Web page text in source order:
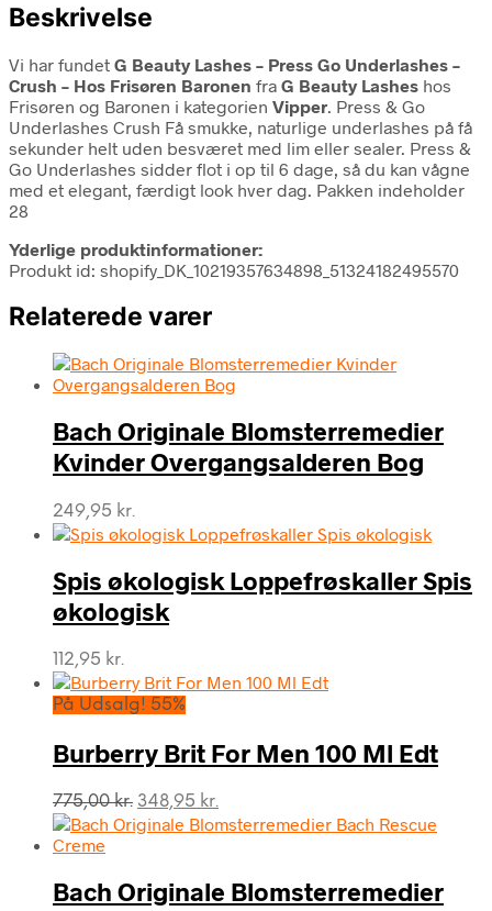
Beskrivelse
Vi har fundet G Beauty Lashes – Press Go Underlashes –
Crush – Hos Frisøren Baronen fra G Beauty Lashes hos
Frisøren og Baronen i kategorien Vipper. Press & Go
Underlashes Crush Få smukke, naturlige underlashes på få
sekunder helt uden besværet med lim eller sealer. Press &
Go Underlashes sidder flot i op til 6 dage, så du kan vågne
med et elegant, færdigt look hver dag. Pakken indeholder
28
Yderlige produktinformationer:
Produkt id: shopify_DK_10219357634898_51324182495570
Relaterede varer
Bach Originale Blomsterremedier
Kvinder Overgangsalderen Bog
249,95 kr.
Spis økologisk Loppefrøskaller Spis
økologisk
112,95 kr.
På Udsalg! 55%
Burberry Brit For Men 100 Ml Edt
775,00kr. Den
oprindelige
775,00 kr..
348,95 kr.
aktuelle
348,95 kr..
Bach Originale Blomsterremedier